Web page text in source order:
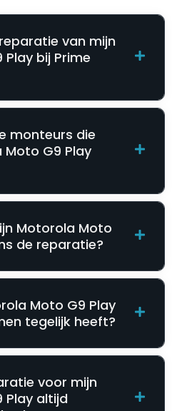
van mijn
bij Prime
monteurs die
G9 Play
Motorola Moto
de reparatie?
Moto G9 Play
tegelijk heeft?
voor mijn
Play altijd